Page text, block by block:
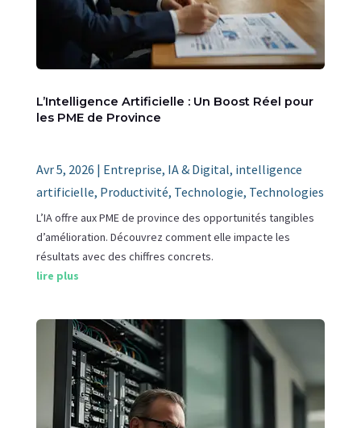
L’Intelligence Artificielle : Un Boost Réel pour
les PME de Province
Avr 5, 2026 | Entreprise, IA & Digital, intelligence
artificielle, Productivité, Technologie, Technologies
L’IA offre aux PME de province des opportunités tangibles
d’amélioration. Découvrez comment elle impacte les
résultats avec des chiffres concrets.
lire plus